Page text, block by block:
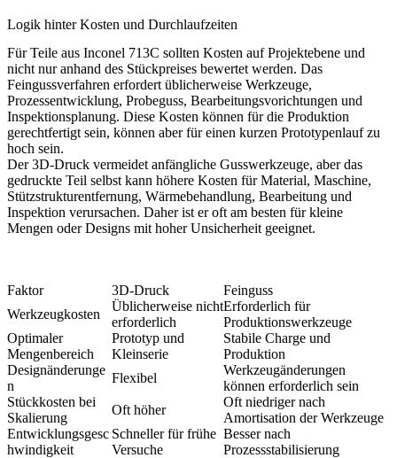
Logik hinter Kosten und Durchlaufzeiten
Für Teile aus Inconel 713C sollten Kosten auf Projektebene und
nicht nur anhand des Stückpreises bewertet werden. Das
Feingussverfahren erfordert üblicherweise Werkzeuge,
Prozessentwicklung, Probeguss, Bearbeitungsvorichtungen und
Inspektionsplanung. Diese Kosten können für die Produktion
gerechtfertigt sein, können aber für einen kurzen Prototypenlauf zu
hoch sein.
Der 3D-Druck vermeidet anfängliche Gusswerkzeuge, aber das
gedruckte Teil selbst kann höhere Kosten für Material, Maschine,
Stützstrukturentfernung, Wärmebehandlung, Bearbeitung und
Inspektion verursachen. Daher ist er oft am besten für kleine
Mengen oder Designs mit hoher Unsicherheit geeignet.
Faktor 3D-Druck
Feinguss
Werkzeugkosten
Üblicherweise nicht
erforderlich
Erforderlich für
Produktionswerkzeuge
Optimaler
Mengenbereich
Prototyp und
Kleinserie
Stabile Charge und
Produktion
Designänderunge
n
Flexibel
Werkzeugänderungen
können erforderlich sein
Stückkosten bei
Skalierung
Oft höher
Oft niedriger nach
Amortisation der Werkzeuge
Entwicklungsgesc
hwindigkeit
Schneller für frühe
Versuche
Besser nach
Prozessstabilisierung